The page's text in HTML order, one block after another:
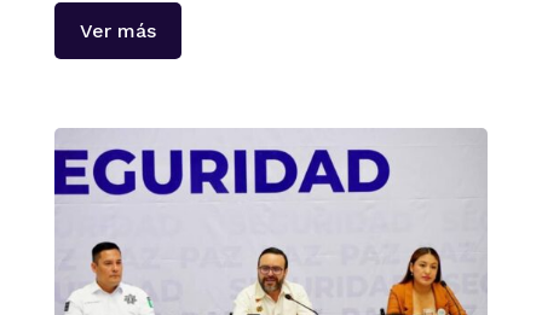
Ver más